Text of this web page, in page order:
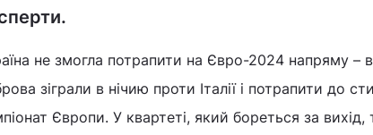
не змогла потрапити на Євро-2024 напряму – в
зіграли в нічию проти Італії і потрапити до
Європи. У квартеті, який бореться за вихід,